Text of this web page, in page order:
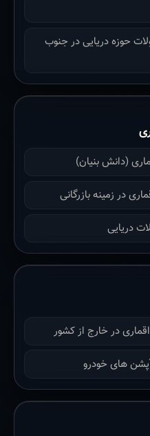
حوزه دریایی در جنوب
(دانش بنیان)
در زمینه بازرگانی
دریایی
در خارج از کشور
های خودرو